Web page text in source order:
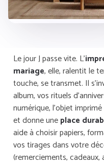
Le jour J passe vite. L’
mariage, elle, ralentit le
touche, se transmet. Il
album, vos rituels
numérique, l’objet
et donne uneplace
aide à choisir papiers,
vos tirages dans votre
(remerciements, cadeaux,